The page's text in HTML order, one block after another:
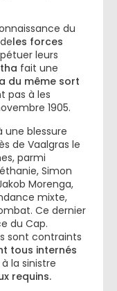
du
les forces
leurs
fait une
du même sort
pas à les
1905.
une blessure
de Vaalgras le
parmi
Simon
Morenga,
mixte,
Ce dernier
du Cap.
sont contraints
tous internés
à la sinistre
requins.